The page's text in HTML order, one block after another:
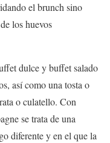
el brunch sino
los huevos
dulce y buffet salado
así como una tosta o
o culatello. Con
se trata de una
diferente y en el que la